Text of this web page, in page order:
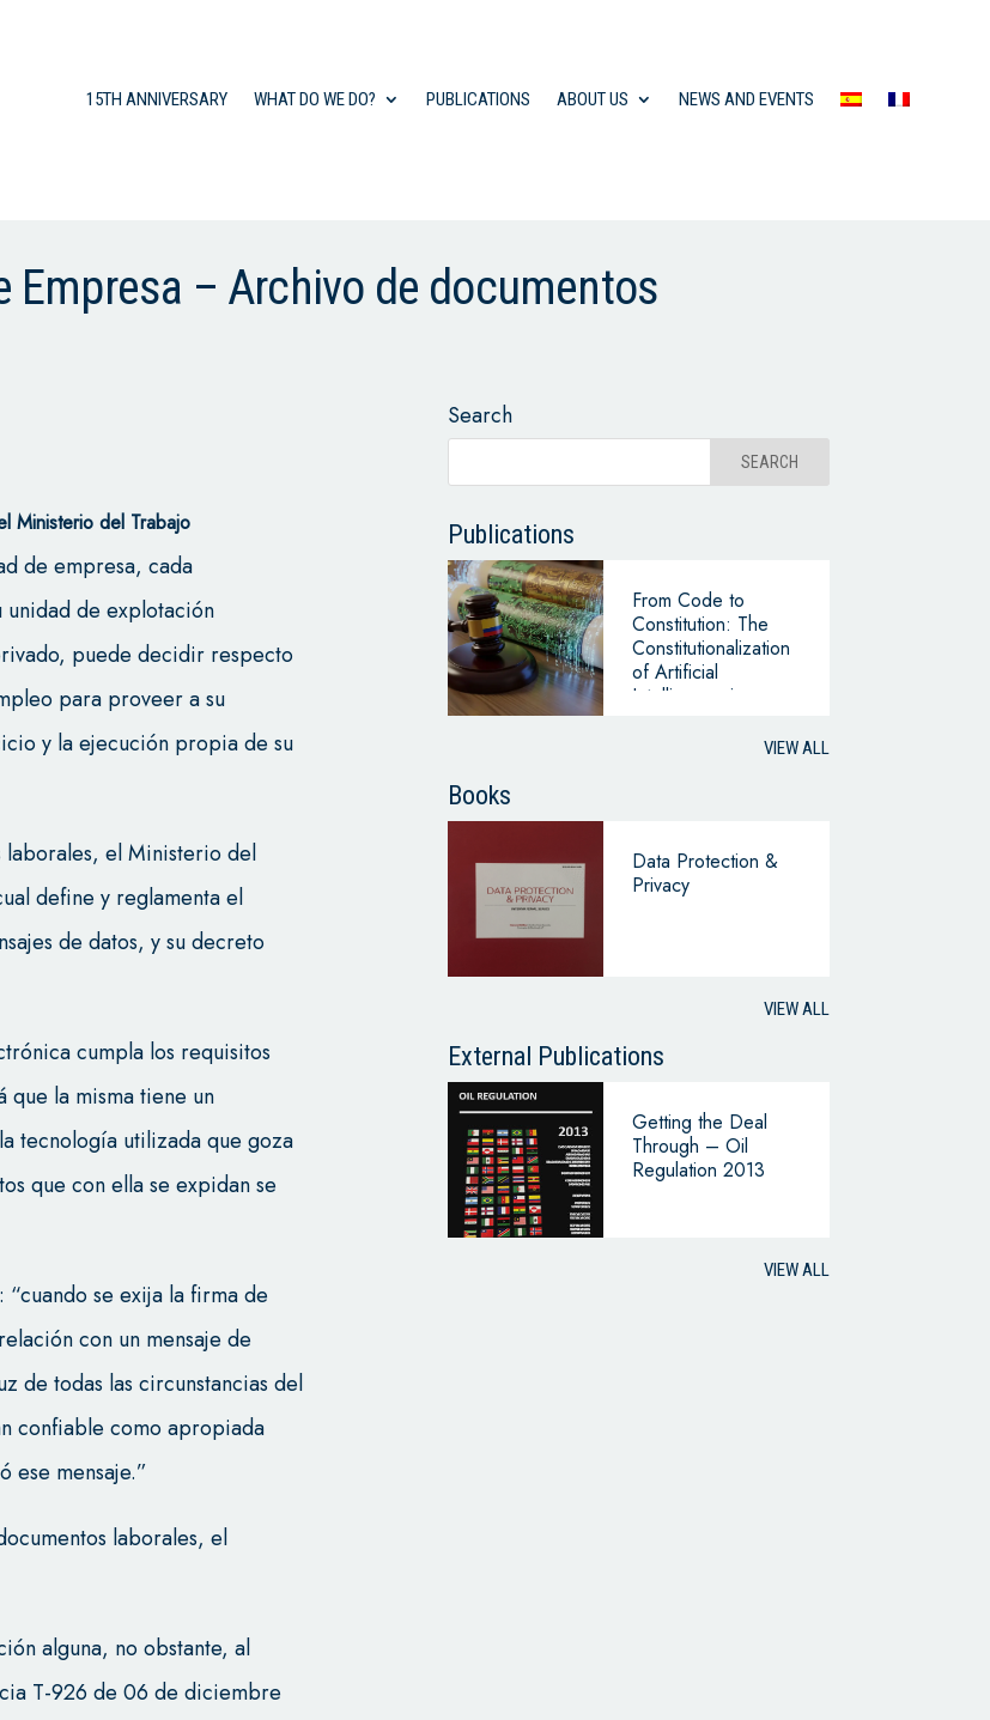
15TH ANNIVERSARY WHAT DO WE DO? PUBLICATIONS ABOUT US NEWS AND EVENTS
Empresa – Archivo de documentos
Ministerio del Trabajo
de empresa, cada
de explotación
puede decidir respecto
para proveer a su
y la ejecución propia de su
laborales, el Ministerio del
define y reglamenta el
de datos, y su decreto
cumpla los requisitos
que la misma tiene un
tecnología utilizada que goza
que con ella se expidan se
se exija la firma de
con un mensaje de
de todas las circunstancias del
confiable como apropiada
ese mensaje.”
laborales, el
alguna, no obstante, al
T-926 de 06 de diciembre
Search
Publications
From Code to
Constitution: The
Constitutionalization
of Artificial
Intelligence in
VIEW ALL
Books
Data Protection &
Privacy
VIEW ALL
External Publications
Getting the Deal
Through – Oil
Regulation 2013
VIEW ALL